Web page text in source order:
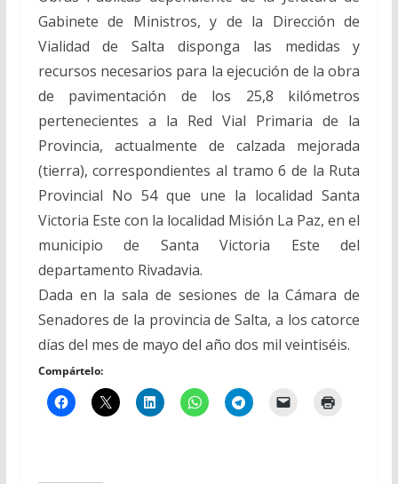
Gabinete de Ministros, y de la Dirección de
Vialidad de Salta disponga las medidas y
recursos necesarios para la ejecución de la obra
de pavimentación de los 25,8 kilómetros
pertenecientes a la Red Vial Primaria de la
Provincia, actualmente de calzada mejorada
(tierra), correspondientes al tramo 6 de la Ruta
Provincial No 54 que une la localidad Santa
Victoria Este con la localidad Misión La Paz, en el
municipio de Santa Victoria Este del
departamento Rivadavia.
Dada en la sala de sesiones de la Cámara de
Senadores de la provincia de Salta, a los catorce
días del mes de mayo del año dos mil veintiséis.
Compártelo: